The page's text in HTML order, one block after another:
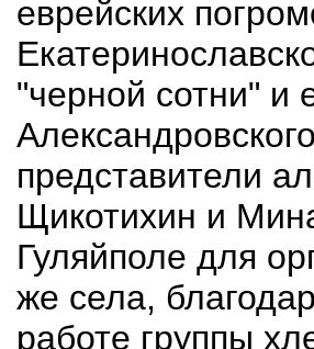
еврейских
"черной сотни" и
представители
Щикотихин и
Гуляйполе для
же села,
работе группы